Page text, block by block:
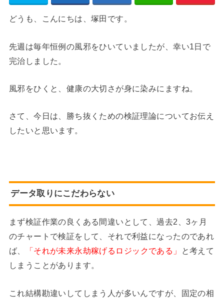
どうも、こんにちは、塚田です。
先週は毎年恒例の風邪をひいていましたが、幸い1日で
完治しました。
風邪をひくと、健康の大切さが身に染みにますね。
さて、今日は、勝ち抜くための検証理論についてお伝え
したいと思います。
データ取りにこだわらない
まず検証作業の良くある間違いとして、過去2、3ヶ月
のチャートで検証をして、それで利益になったのであれ
ば、
「それが未来永劫稼げるロジックである」
と考えて
しまうことがあります。
これ結構勘違いしてしまう人が多いんですが、固定の相